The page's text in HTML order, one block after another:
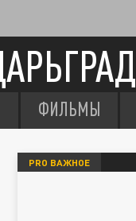
ФИЛЬМЫ
PRO ВАЖНОЕ